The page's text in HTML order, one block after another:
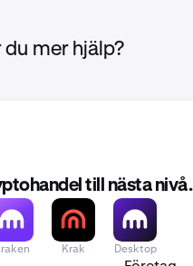
du mer hjälp?
till nästa nivå.
Krak Desktop